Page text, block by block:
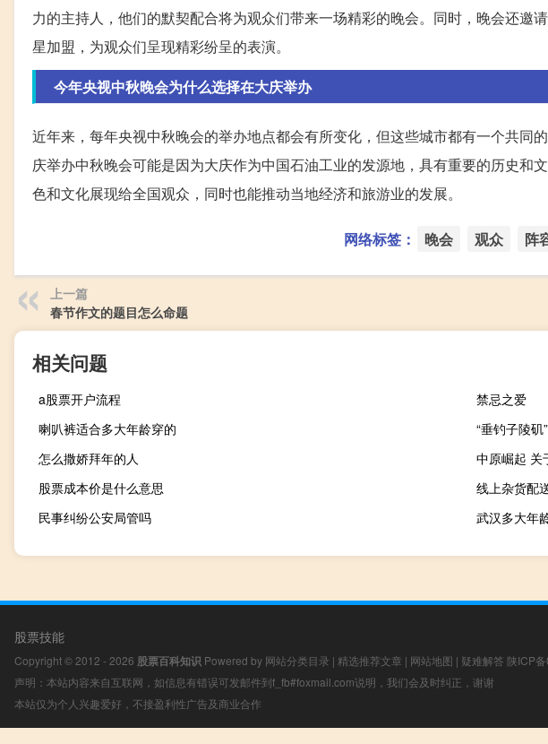
力的主持人，他们的默契配合将为观众们带来一场精彩的晚会。同时，晚会还邀
星加盟，为观众们呈现精彩纷呈的表演。
今年央视中秋晚会为什么选择在大庆举办
近年来，每年央视中秋晚会的举办地点都会有所变化，但这些城市都有一个共同
庆举办中秋晚会可能是因为大庆作为中国石油工业的发源地，具有重要的历史和
色和文化展现给全国观众，同时也能推动当地经济和旅游业的发展。
网络标签： 晚会 观众 阵
上一篇
春节作文的题目怎么命题
相关问题
a股票开户流程
禁忌之爱
喇叭裤适合多大年龄穿的
“垂钓子陵矶
怎么撒娇拜年的人
中原崛起 关
股票成本价是什么意思
线上杂货配
民事纠纷公安局管吗
武汉多大年
股票技能
Copyright © 2012 - 2026 股票百科知识 Powered by 网站分类目录 | 精选推荐文章 | 网站地图 | 疑难解答 陕ICP
声明：本站内容来自互联网，如信息有错误可发邮件到f_fb#foxmail.com说明，我们会及时纠正，谢谢
本站仅为个人兴趣爱好，不接盈利性广告及商业合作